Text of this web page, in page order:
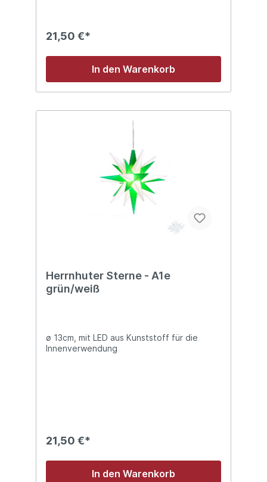
21,50 €*
In den Warenkorb
Herrnhuter Sterne - A1e
grün/weiß
ø 13cm, mit LED aus Kunststoff für die
Innenverwendung
21,50 €*
In den Warenkorb